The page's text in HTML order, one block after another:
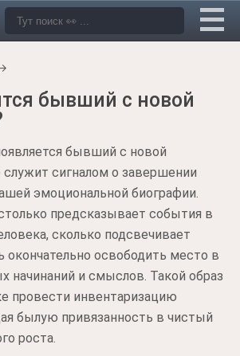
бывший с новой
бывший с новой
сигналом о завершении
эмоциональной биографии.
предсказывает события в
сколько подсвечивает
окончательно освободить место в
начинаний и смыслов. Такой образ
провести инвентаризацию
былую привязанность в чистый
роста.